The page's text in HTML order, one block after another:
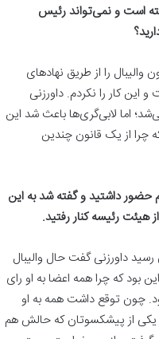
است و نمی‌تواند رئیس
را از طریق نهادهای
و این کار را نکردم. داورزنی
اما لابی‌گری‌ها باعث شد این
چرا از یک قانون چندین
حضور داشتید و گفته شد به این
رئیسه کنار رفتید.
رسید داورزنی گفت حال والیبال
بود که چرا همه اعضا به او رای
چون توقع داشت همه به او
یکی از پیشکسوتان که حالش هم